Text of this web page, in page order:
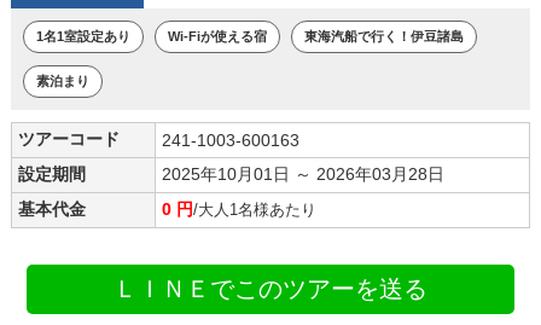
1名1室設定あり Wi-Fiが使える宿 東海汽船で行く！伊豆諸島
素泊まり
ツアーコード
241-1003-600163
設定期間
2025年10月01日 ～ 2026年03月28日
基本代金
0 円/大人1名様あたり
ＬＩＮＥでこのツアーを送る